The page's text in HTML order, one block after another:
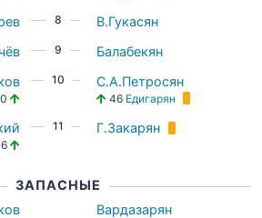
8
В.Гукасян
9
Балабекян
10 С.А.Петросян
46 Едигарян
11 Г.Закарян
ЗАПАСНЫЕ
Вардазарян